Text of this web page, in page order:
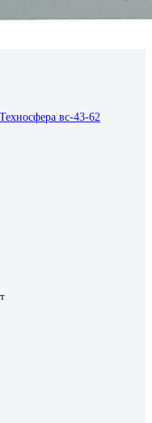
вс-43-62